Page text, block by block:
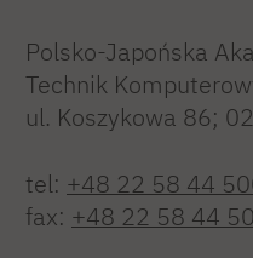
Polsko-Japońska
Technik
ul. Koszykowa 86;
tel: +48 22 58 44
fax: +48 22 58 44